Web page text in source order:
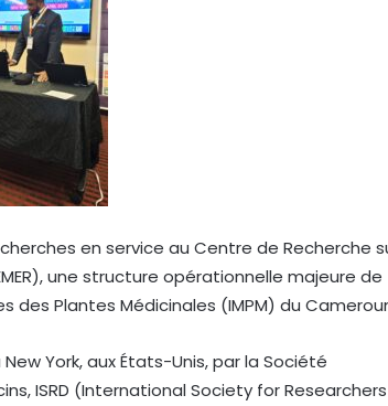
en service au Centre de Recherche
une structure opérationnelle majeure de
des Plantes Médicinales (IMPM) du
York, aux États-Unis, par la Société
ISRD (International Society for